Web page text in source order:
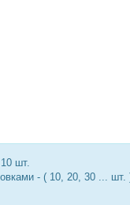
10 шт.
- ( 10, 20, 30 ... шт.